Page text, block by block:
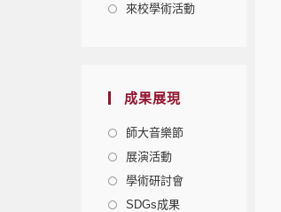
來校學術活動
成果展現
師大音樂節
展演活動
學術研討會
SDGs成果